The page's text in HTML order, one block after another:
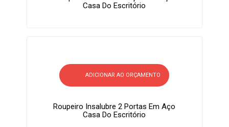
Casa Do Escritório
ADICIONAR AO ORÇAMENTO
Roupeiro Insalubre 2 Portas Em Aço
Casa Do Escritório